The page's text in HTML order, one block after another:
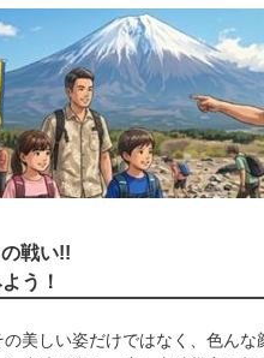
戦い!!
う！
美しい姿だけではなく、色んな